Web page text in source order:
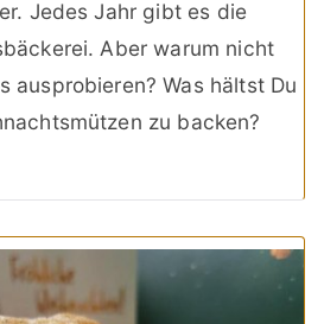
Jedes Jahr gibt es die
Aber warum nicht
ausprobieren? Was hältst Du
zu backen?